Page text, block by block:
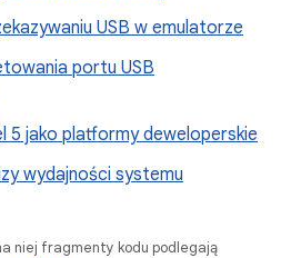
USB w emulatorze
portu USB
5 jako platformy deweloperskie
wydajności systemu
niej fragmenty kodu podlegają